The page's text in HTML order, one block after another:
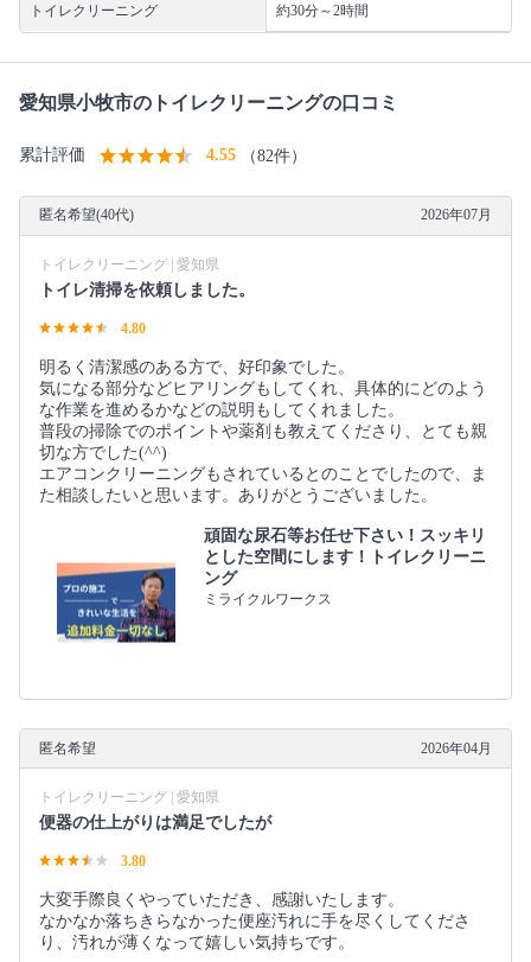
トイレクリーニング 約30分～2時間
愛知県小牧市のトイレクリーニングの口コミ
累計評価 4.55 （82件）
匿名希望(40代) 2026年07月
トイレクリーニング | 愛知県
トイレ清掃を依頼しました。
4.80
明るく清潔感のある方で、好印象でした。
気になる部分などヒアリングもしてくれ、具体的にどのよう
な作業を進めるかなどの説明もしてくれました。
普段の掃除でのポイントや薬剤も教えてくださり、とても親
切な方でした(^^)
エアコンクリーニングもされているとのことでしたので、ま
た相談したいと思います。ありがとうございました。
頑固な尿石等お任せ下さい！スッキリ
とした空間にします！トイレクリーニ
ング
ミライクルワークス
匿名希望 2026年04月
トイレクリーニング | 愛知県
便器の仕上がりは満足でしたが
3.80
大変手際良くやっていただき、感謝いたします。
なかなか落ちきらなかった便座汚れに手を尽くしてくださ
り、汚れが薄くなって嬉しい気持ちです。